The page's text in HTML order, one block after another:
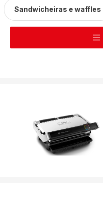
Sandwicheiras e waffles